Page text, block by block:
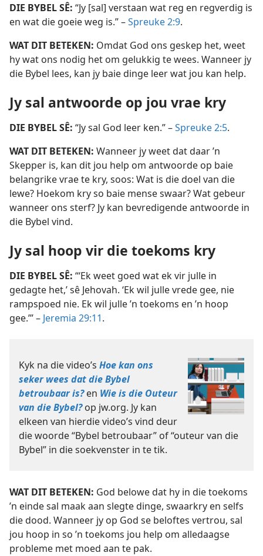
DIE BYBEL SÊ: “Jy [sal] verstaan wat reg en regverdig is
en wat die goeie weg is.” –Spreuke 2:9.
WAT DIT BETEKEN: Omdat God ons geskep het, weet
hy wat ons nodig het om gelukkig te wees. Wanneer jy
die Bybel lees, kan jy baie dinge leer wat jou kan help.
Jy sal antwoorde op jou vrae kry
DIE BYBEL SÊ: “Jy sal God leer ken.” –Spreuke 2:5.
WAT DIT BETEKEN: Wanneer jy weet dat daar ’n
Skepper is, kan dit jou help om antwoorde op baie
belangrike vrae te kry, soos: Wat is die doel van die
lewe? Hoekom kry so baie mense swaar? Wat gebeur
wanneer ons sterf? Jy kan bevredigende antwoorde in
die Bybel vind.
Jy sal hoop vir die toekoms kry
DIE BYBEL SÊ: “‘Ek weet goed wat ek vir julle in
gedagte het,’ sê Jehovah. ‘Ek wil julle vrede gee, nie
rampspoed nie. Ek wil julle ’n toekoms en ’n hoop
gee.’” – Jeremia 29:11.
Kyk na die video’s Hoe kan ons
seker wees dat die Bybel
betroubaar is?en Wie is die Outeur
van die Bybel?op jw.org. Jy kan
elkeen van hierdie video’s vind deur
die woorde “Bybel betroubaar” of “outeur van die
Bybel” in die soekvenster in te tik.
WAT DIT BETEKEN: God belowe dat hy in die toekoms
’n einde sal maak aan slegte dinge, swaarkry en selfs
die dood. Wanneer jy op God se beloftes vertrou, sal
jou hoop in so ’n toekoms jou help om alledaagse
probleme met moed aan te pak.